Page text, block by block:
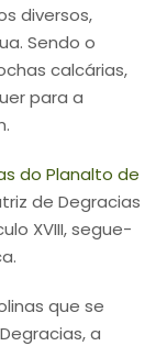
diversos,
Sendo o
calcárias,
para a
do Planalto de
de Degracias
XVIII, segue-
que se
a